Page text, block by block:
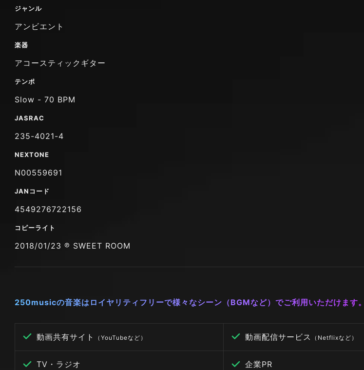
ジャンル
アンビエント
楽器
アコースティックギター
テンポ
Slow - 70 BPM
JASRAC
235-4021-4
NEXTONE
N00559691
JANコード
4549276722156
コピーライト
2018/01/23 ℗ SWEET ROOM
250musicの音楽はロイヤリティフリーで様々なシーン（BGMなど）でご利用いただけます。
動画共有サイト （YouTubeなど） 動画配信サービス （Netflixなど）
TV・ラジオ 企業PR